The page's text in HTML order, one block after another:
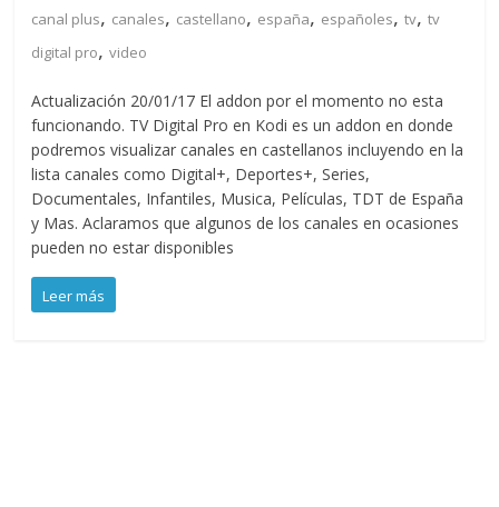
canal plus, canales, castellano, españa, españoles,tv,tv
digital pro,video
Actualización 20/01/17 El addon por el momento no esta
funcionando. TV Digital Pro en Kodi es un addon en donde
podremos visualizar canales en castellanos incluyendo en la
lista canales como Digital+, Deportes+, Series,
Documentales, Infantiles, Musica, Películas, TDT de España
y Mas. Aclaramos que algunos de los canales en ocasiones
pueden no estar disponibles
Leer más